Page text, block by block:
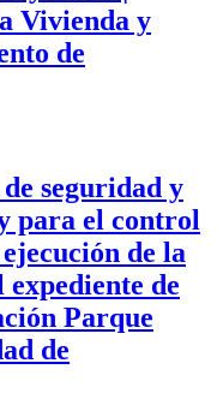
Vivienda y
de
seguridad y
para el control
de la
expediente de
Parque
de